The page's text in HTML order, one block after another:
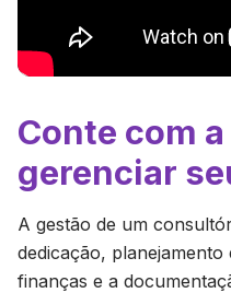
Conte com
gerenciar
A gestão de um
dedicação,
finanças e a